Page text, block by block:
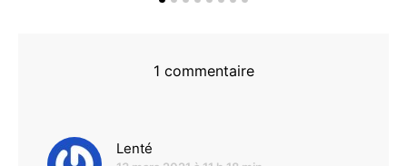
1 commentaire
Lenté